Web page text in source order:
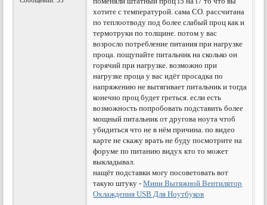
хотите с температурой. сама СО. рассчитана
по теплоотводу под более слабый проц как и
термотруки по толщине. потом у вас
возросло потребление питания при нагрузке
проца. пощупайте питальник на сколько он
горячий при нагрузке. возможно при
нагрузке проца у вас идёт просадка по
напряжению не вытягивает питальник и тогда
конечно проц будет греться. если есть
возможность попробовать подставить более
мощный питальник от другова ноута чтоб
убидиться что не в нём причина. по видео
карте не скажу врать не буду посмотрите на
форуме по питанию видух кто то может
выкладывал.
нащёт подставки могу посоветовать вот
такую штуку -Мини Вытяжной Вентилятор
Охлаждения USB Для Ноутбуков